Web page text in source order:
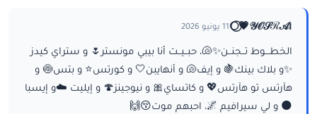
ا𝒴𝒪𝒮ℛ𝒜💗⃝🌕 11 يونيو 2026
الخطـــوط تــجنــن✨🐚، حبــيــت أنا بيبي مونستر🌷 و ستراي كيدز
✨و بلاك بينك🍇 و إيف🐚 و أنهايبن🤍 و كورتس⭐ و بتس🍥 و
هآرتس تو هآرتس💖 و كاتساي🎀 و نيوجينز🍄 و إيليت ☁️و إيسبا
🌑 و لي سيرافيم 🌌، احبهم موت😚🙌